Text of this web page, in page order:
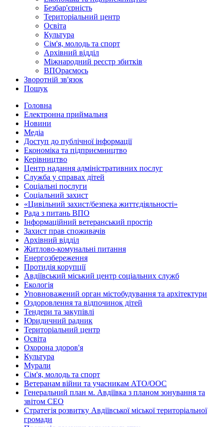
Безбар'єрність
Територіальний центр
Освіта
Культура
Сім'я, молодь та спорт
Архівний відділ
Міжнародний реєстр збитків
ВПОраємось
Зворотній зв'язок
Пошук
Головна
Електронна приймальня
Новини
Медіа
Доступ до публічної інформації
Економіка та підприємництво
Керівництво
Центр надання адміністративних послуг
Служба у справах дітей
Соціальні послуги
Соціальний захист
«Цивільний захист/безпека життєдіяльності»
Рада з питань ВПО
Інформаційний ветеранський простір
Захист прав споживачів
Архівний відділ
Житлово-комунальні питання
Енергозбереження
Протидія корупції
Авдіївський міський центр соціальних служб
Екологія
Уповноважений орган містобудування та архітектури
Оздоровлення та відпочинок дітей
Тендери та закупівлі
Юридичний радник
Територіальний центр
Освіта
Охорона здоров'я
Культура
Мурали
Сім'я, молодь та спорт
Ветеранам війни та учасникам АТО/ООС
Генеральний план м. Авдіївка з планом зонування та
звітом СЕО
Стратегія розвитку Авдіївської міської територіальної
громади